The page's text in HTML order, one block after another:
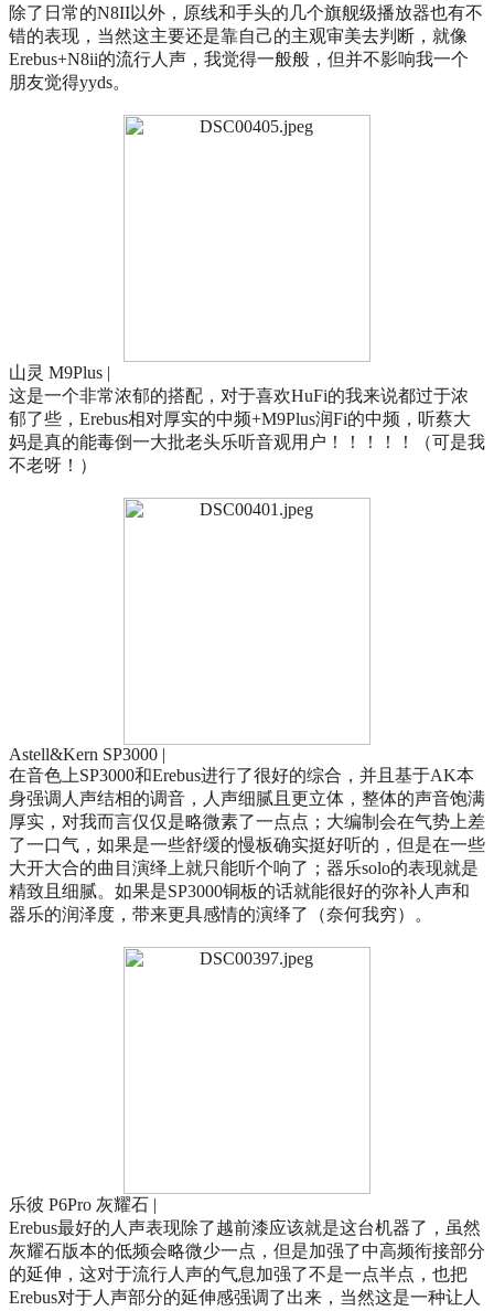
除了日常的N8II以外，原线和手头的几个旗舰级播放器也有不
错的表现，当然这主要还是靠自己的主观审美去判断，就像
Erebus+N8ii的流行人声，我觉得一般般，但并不影响我一个
朋友觉得yyds。
山灵 M9Plus |
这是一个非常浓郁的搭配，对于喜欢HuFi的我来说都过于浓
郁了些，Erebus相对厚实的中频+M9Plus润Fi的中频，听蔡大
妈是真的能毒倒一大批老头乐听音观用户！！！！！（可是我
不老呀！）
Astell&Kern SP3000 |
在音色上SP3000和Erebus进行了很好的综合，并且基于AK本
身强调人声结相的调音，人声细腻且更立体，整体的声音饱满
厚实，对我而言仅仅是略微素了一点点；大编制会在气势上差
了一口气，如果是一些舒缓的慢板确实挺好听的，但是在一些
大开大合的曲目演绎上就只能听个响了；器乐solo的表现就是
精致且细腻。如果是SP3000铜板的话就能很好的弥补人声和
器乐的润泽度，带来更具感情的演绎了（奈何我穷）。
乐彼 P6Pro 灰耀石 |
Erebus最好的人声表现除了越前漆应该就是这台机器了，虽然
灰耀石版本的低频会略微少一点，但是加强了中高频衔接部分
的延伸，这对于流行人声的气息加强了不是一点半点，也把
Erebus对于人声部分的延伸感强调了出来，当然这是一种让人